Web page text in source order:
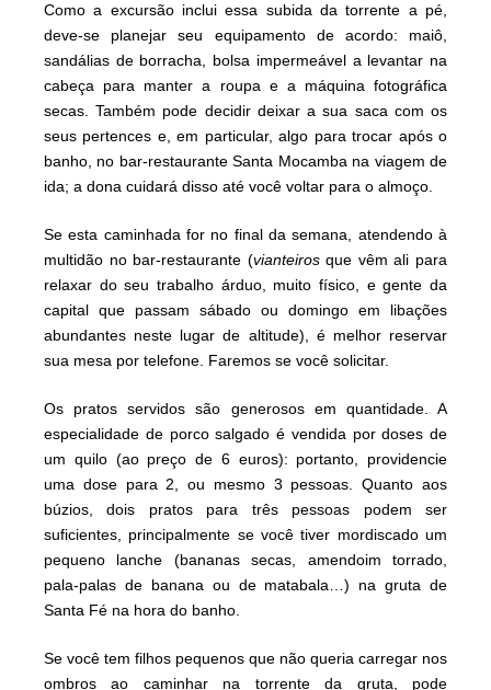
Como a excursão inclui essa subida da torrente a pé,
deve-se planejar seu equipamento de acordo: maiô,
sandálias de borracha, bolsa impermeável a levantar na
cabeça para manter a roupa e a máquina fotográfica
secas. Também pode decidir deixar a sua saca com os
seus pertences e, em particular, algo para trocar após o
banho, no bar-restaurante Santa Mocamba na viagem de
ida; a dona cuidará disso até você voltar para o almoço.
Se esta caminhada for no final da semana, atendendo à
multidão no bar-restaurante (vianteirosque vêm ali para
relaxar do seu trabalho árduo, muito físico, e gente da
capital que passam sábado ou domingo em libações
abundantes neste lugar de altitude), é melhor reservar
sua mesa por telefone. Faremos se você solicitar.
Os pratos servidos são generosos em quantidade. A
especialidade de porco salgado é vendida por doses de
um quilo (ao preço de 6 euros): portanto, providencie
uma dose para 2, ou mesmo 3 pessoas. Quanto aos
búzios, dois pratos para três pessoas podem ser
suficientes, principalmente se você tiver mordiscado um
pequeno lanche (bananas secas, amendoim torrado,
pala-palas de banana ou de matabala…) na gruta de
Santa Fé na hora do banho.
Se você tem filhos pequenos que não queria carregar nos
ombros ao caminhar na torrente da gruta, pode